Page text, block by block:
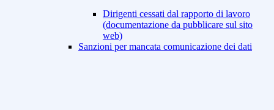
Dirigenti cessati dal rapporto di lavoro
(documentazione da pubblicare sul sito
web)
Sanzioni per mancata comunicazione dei dati